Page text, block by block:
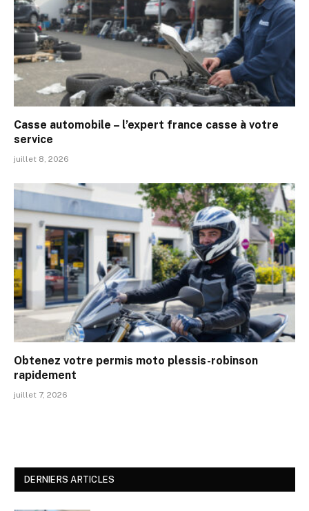
Casse automobile – l’expert france casse à votre
service
juillet 8, 2026
Obtenez votre permis moto plessis-robinson
rapidement
juillet 7, 2026
DERNIERS ARTICLES